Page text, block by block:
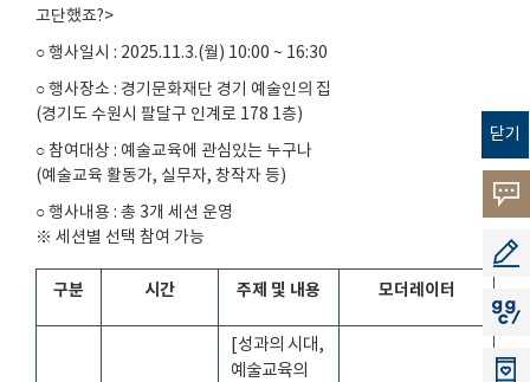
닫기
고객의
소리
공모
지지
고단했죠?>
○ 행사일시 : 2025.11.3.(월) 10:00 ~ 16:30
○ 행사장소: 경기문화재단 경기 예술인의 집
(경기도 수원시 팔달구 인계로 178 1층)
○ 참여대상 : 예술교육에 관심있는 누구나
(예술교육 활동가, 실무자, 창작자 등)
○ 행사내용 : 총 3개 세션 운영
※ 세션별 선택 참여 가능
구분 시간 주제 및 내용 모더레이터
[성과의 시대,
예술교육의